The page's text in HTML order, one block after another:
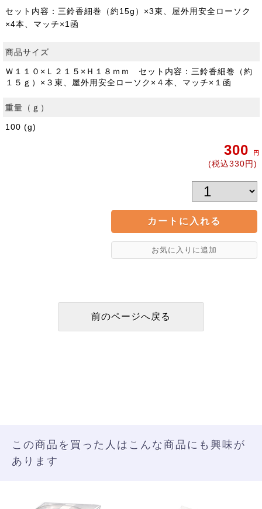
セット内容：三鈴香細巻（約15g）×3束、屋外用安全ローソク
×4本、マッチ×1函
商品サイズ
Ｗ１１０×Ｌ２１５×Ｈ１８ｍｍ セット内容：三鈴香細巻（約
１５ｇ）×３束、屋外用安全ローソク×４本、マッチ×１函
重量（ｇ）
100 (g)
300 円
(税込330円)
この商品を買った人はこんな商品にも興味が
あります